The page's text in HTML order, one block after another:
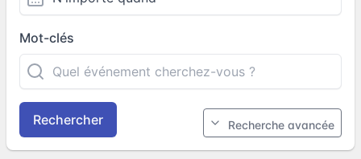
Mot-clés
Rechercher Recherche avancée